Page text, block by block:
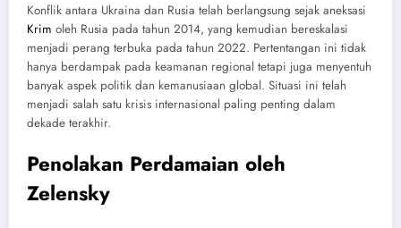
Konflik antara Ukraina dan Rusia telah berlangsung sejak aneksasi
Krim oleh Rusia pada tahun 2014, yang kemudian bereskalasi
menjadi perang terbuka pada tahun 2022. Pertentangan ini tidak
hanya berdampak pada keamanan regional tetapi juga menyentuh
banyak aspek politik dan kemanusiaan global. Situasi ini telah
menjadi salah satu krisis internasional paling penting dalam
dekade terakhir.
Penolakan Perdamaian oleh
Zelensky